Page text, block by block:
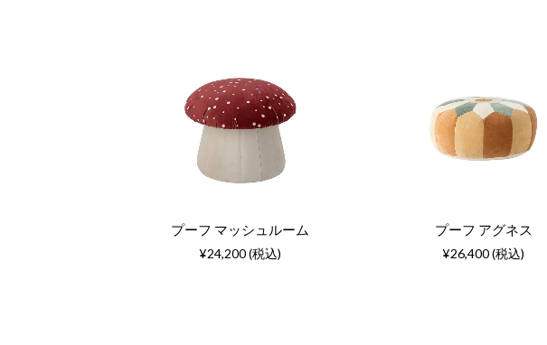
プーフ マッシュルーム
¥24,200 (税込)
プーフ アグネス
¥26,400 (税込)